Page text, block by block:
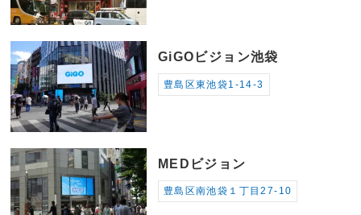
GiGOビジョン池袋
豊島区東池袋1-14-3
MEDビジョン
豊島区南池袋１丁目27-10